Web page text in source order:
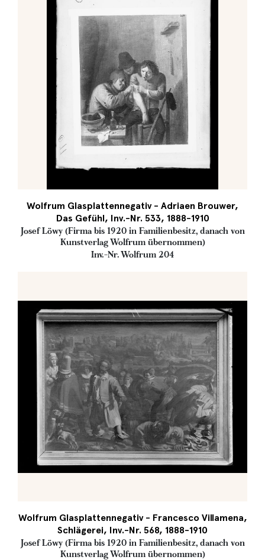
Wolfrum Glasplattennegativ - Adriaen Brouwer,
Das Gefühl, Inv.-Nr. 533, 1888-1910
Josef Löwy (Firma bis 1920 in Familienbesitz, danach von
Kunstverlag Wolfrum übernommen)
Inv.-Nr. Wolfrum 204
Wolfrum Glasplattennegativ - Francesco Villamena,
Schlägerei, Inv.-Nr. 568, 1888-1910
Josef Löwy (Firma bis 1920 in Familienbesitz, danach von
Kunstverlag Wolfrum übernommen)